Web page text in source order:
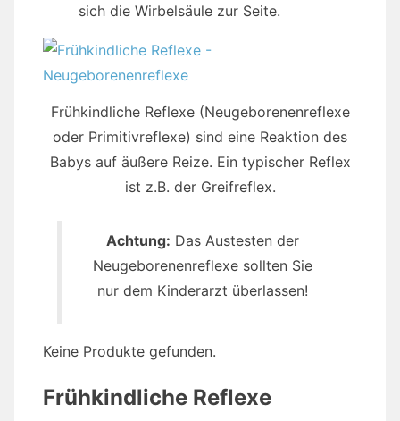
sich die Wirbelsäule zur Seite.
Frühkindliche Reflexe (Neugeborenenreflexe
oder Primitivreflexe) sind eine Reaktion des
Babys auf äußere Reize. Ein typischer Reflex
ist z.B. der Greifreflex.
Achtung: Das Austesten der
Neugeborenenreflexe sollten Sie
nur dem Kinderarzt überlassen!
Keine Produkte gefunden.
Frühkindliche Reflexe